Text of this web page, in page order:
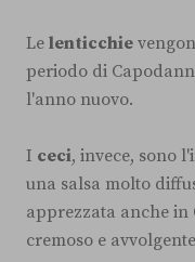
Le lenticchie
periodo di
l'anno nuovo.
I ceci, invece, sono
una salsa molto
apprezzata anche in
cremoso e